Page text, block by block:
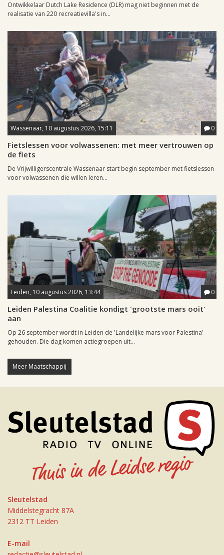
Ontwikkelaar Dutch Lake Residence (DLR) mag niet beginnen met de
realisatie van 220 recreatievilla's in...
Wassenaar, 10 augustus 2026, 15:11 0
Fietslessen voor volwassenen: met meer vertrouwen op
de fiets
De Vrijwilligerscentrale Wassenaar start begin september met fietslessen
voor volwassenen die willen leren...
Leiden, 10 augustus 2026, 13:44 0
Leiden Palestina Coalitie kondigt 'grootste mars ooit'
aan
Op 26 september wordt in Leiden de 'Landelijke mars voor Palestina'
gehouden. Die dag komen actiegroepen uit...
Meer Maatschappij
Sleutelstad
Middelstegracht 87A
2312 TT Leiden
E-mail